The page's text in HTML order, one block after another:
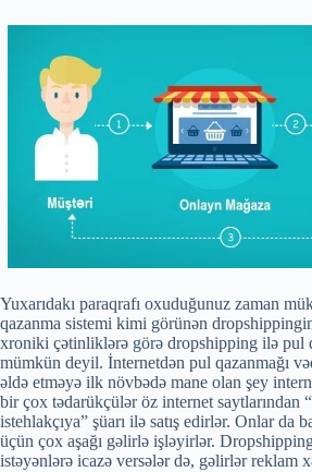
Yuxarıdakı paraqrafı oxuduğunuz zaman
qazanma sistemi kimi görünən
xroniki çətinliklərə görə dropshipping ilə pul
mümkün deyil. İnternetdən pul qazanmağı
əldə etməyə ilk növbədə mane olan şey
bir çox tədarükçülər öz internet saytlarından
istehlakçıya” şüarı ilə satış edirlər. Onlar da
üçün çox aşağı gəlirlə işləyirlər.
istəyənlərə icazə versələr də, gəlirlər reklam